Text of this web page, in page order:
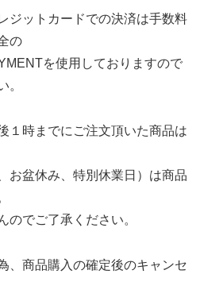
ジットカードでの決済は手数料
の
を使用しておりますので
。
時までにご注文頂いた商品は
お盆休み、特別休業日）は商品
のでご了承ください。
、商品購入の確定後のキャンセ